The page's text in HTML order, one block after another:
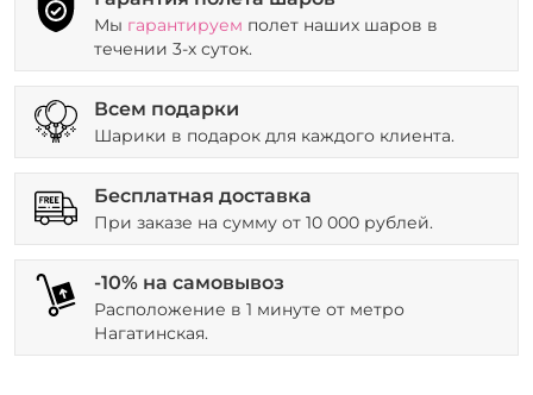
Мы гарантируем полет наших шаров в
течении 3-х суток.
Всем подарки
Шарики в подарок для каждого клиента.
Бесплатная доставка
При заказе на сумму от 10 000 рублей.
-10% на самовывоз
Расположение в 1 минуте от метро
Нагатинская.